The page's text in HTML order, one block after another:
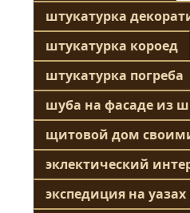
штукатурка
штукатурка короед
штукатурка погреба
шуба на фасаде из
щитовой дом
эклектический
экспедиция на